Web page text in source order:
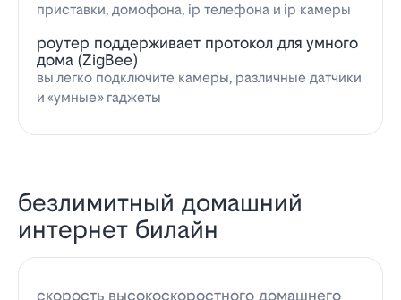
приставки, домофона, ip телефона и ip камеры
роутер поддерживает протокол для умного
дома (ZigBee)
вы легко подключите камеры, различные датчики
и «умные» гаджеты
безлимитный домашний
интернет билайн
скорость высокоскоростного домашнего